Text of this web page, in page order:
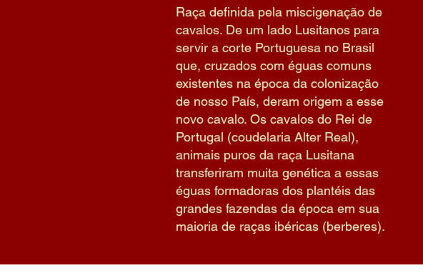
Raça definida pela miscigenação de
cavalos. De um lado Lusitanos para
servir a corte Portuguesa no Brasil
que, cruzados com éguas comuns
existentes na época da colonização
de nosso País, deram origem a esse
novo cavalo. Os cavalos do Rei de
Portugal (coudelaria Alter Real),
animais puros da raça Lusitana
transferiram muita genética a essas
éguas formadoras dos plantéis das
grandes fazendas da época em sua
maioria de raças ibéricas (berberes).